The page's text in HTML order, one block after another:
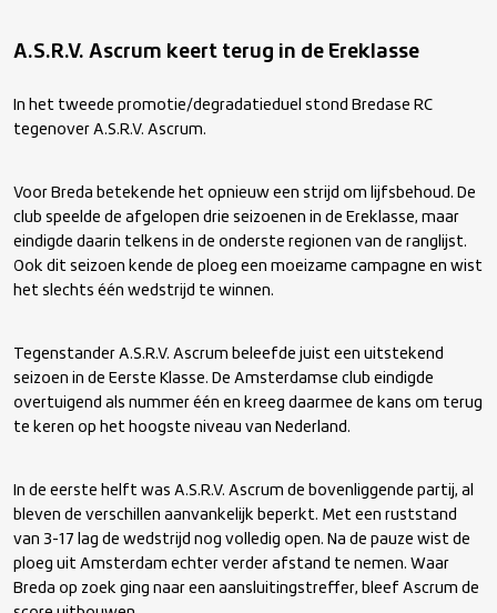
A.S.R.V. Ascrum keert terug in de Ereklasse
In het tweede promotie/degradatieduel stond Bredase RC
tegenover A.S.R.V. Ascrum.
Voor Breda betekende het opnieuw een strijd om lijfsbehoud. De
club speelde de afgelopen drie seizoenen in de Ereklasse, maar
eindigde daarin telkens in de onderste regionen van de ranglijst.
Ook dit seizoen kende de ploeg een moeizame campagne en wist
het slechts één wedstrijd te winnen.
Tegenstander A.S.R.V. Ascrum beleefde juist een uitstekend
seizoen in de Eerste Klasse. De Amsterdamse club eindigde
overtuigend als nummer één en kreeg daarmee de kans om terug
te keren op het hoogste niveau van Nederland.
In de eerste helft was A.S.R.V. Ascrum de bovenliggende partij, al
bleven de verschillen aanvankelijk beperkt. Met een ruststand
van 3-17 lag de wedstrijd nog volledig open. Na de pauze wist de
ploeg uit Amsterdam echter verder afstand te nemen. Waar
Breda op zoek ging naar een aansluitingstreffer, bleef Ascrum de